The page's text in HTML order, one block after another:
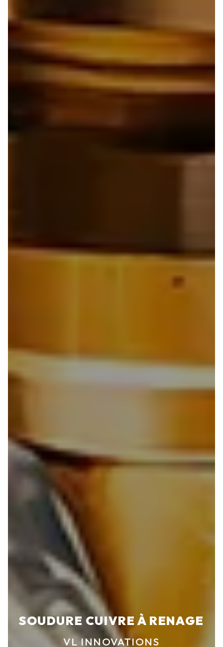
SOUDURE CUIVRE À RENAGE
VL INNOVATIONS